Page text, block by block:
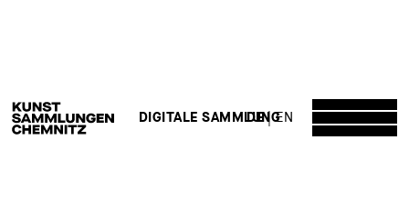
DE EN
DIGITALE SAMMLUNG